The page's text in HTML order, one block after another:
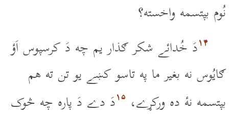
نُوم بپتسمه واخسته؟
۱۴دَ خُدائے شکر ګذار يم چه دَ کرسپوس اَؤ
ګايُوس نه بغير ما په تاسو کښے يو تن ته هم
بپتسمه نۀ ده ورکړے، ۱۵دَ دے دَ پاره چه څوک